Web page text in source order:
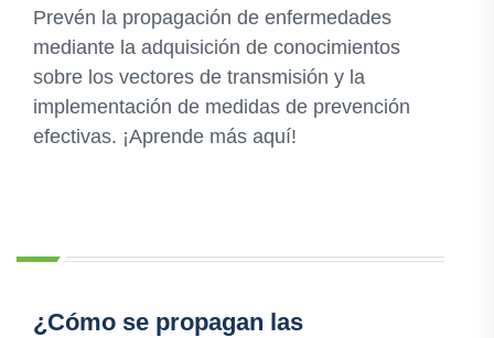
Prevén la propagación de enfermedades
mediante la adquisición de conocimientos
sobre los vectores de transmisión y la
implementación de medidas de prevención
efectivas. ¡Aprende más aquí!
¿Cómo se propagan las